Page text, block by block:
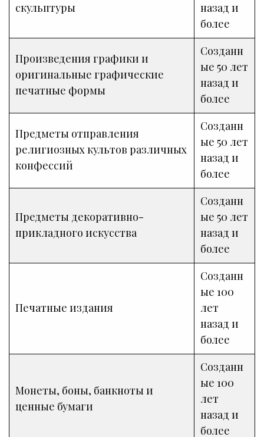
скульптуры
назад и
более
Произведения графики и
оригинальные графические
печатные формы
Созданн
ые 50 лет
назад и
более
Предметы отправления
религиозных культов различных
конфессий
Созданн
ые 50 лет
назад и
более
Предметы декоративно-
прикладного искусства
Созданн
ые 50 лет
назад и
более
Печатные издания
Созданн
ые 100
лет
назад и
более
Монеты, боны, банкноты и
ценные бумаги
Созданн
ые 100
лет
назад и
более